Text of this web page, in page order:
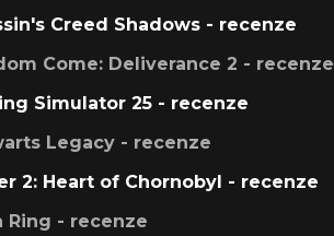
Creed Shadows - recenze
Come: Deliverance 2 - recenze
Simulator 25 - recenze
Legacy - recenze
2: Heart of Chornobyl - recenze
Ring - recenze